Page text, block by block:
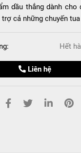
dầu thắng dành
trợ cả những chuyến
Hết
Liên hệ